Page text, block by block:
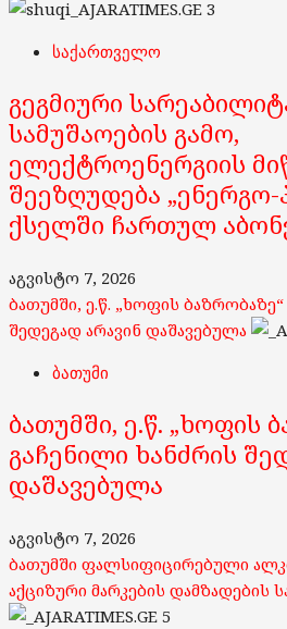
3
საქართველო
გეგმიური
სამუშაოების გამო,
ელექტროენერგიის
შეეზღუდება
ქსელში ჩართულ
აგვისტო 7, 2026
ბათუმში, ე.წ. „ხოფის
შედეგად არავინ დაშავებულა
ბათუმი
ბათუმში, ე.წ. „ხოფის
გაჩენილი ხანძრის
დაშავებულა
აგვისტო 7, 2026
ბათუმში ფალსიფიცირებული
აქციზური მარკების დამზადების
5